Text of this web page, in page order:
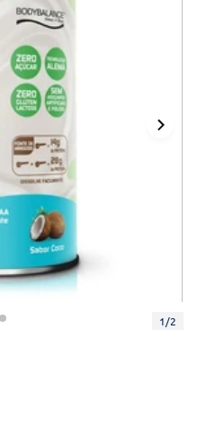
1/2